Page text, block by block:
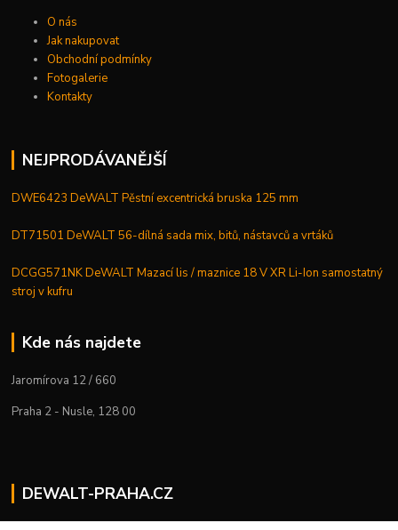
O nás
Jak nakupovat
Obchodní podmínky
Fotogalerie
Kontakty
NEJPRODÁVANĚJŠÍ
DWE6423 DeWALT Pěstní excentrická bruska 125 mm
DT71501 DeWALT 56-dílná sada mix, bitů, nástavců a vrtáků
DCGG571NK DeWALT Mazací lis / maznice 18 V XR Li-Ion samostatný
stroj v kufru
Kde nás najdete
Jaromírova 12 / 660
Praha 2 - Nusle, 128 00
DEWALT-PRAHA.CZ